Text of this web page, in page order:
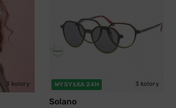
3 kolory WYSYŁKA 24H 3 kolory
Solano